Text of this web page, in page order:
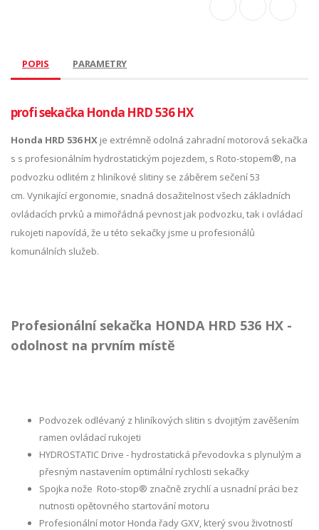
POPIS PARAMETRY
profi sekačka Honda HRD 536 HX
Honda HRD 536 HX je extrémně odolná zahradní motorová sekačka
s s profesionálním hydrostatickým pojezdem, s Roto-stopem®, na
podvozku odlitém z hliníkové slitiny se záběrem sečení 53
cm. Vynikající ergonomie, snadná dosažitelnost všech základních
ovládacích prvků a mimořádná pevnost jak podvozku, tak i ovládací
rukojeti napovídá, že u této sekačky jsme u profesionálů
komunálních služeb.
Profesionální sekačka HONDA HRD 536 HX -
odolnost na prvním místě
Podvozek odlévaný z hliníkových slitin s dvojitým zavěšením
ramen ovládací rukojeti
HYDROSTATIC Drive - hydrostatická převodovka s plynulým a
přesným nastavením optimální rychlosti sekačky
Spojka nože Roto-stop® značně zrychlí a usnadní práci bez
nutnosti opětovného startování motoru
Profesionální motor Honda řady GXV, který svou životností